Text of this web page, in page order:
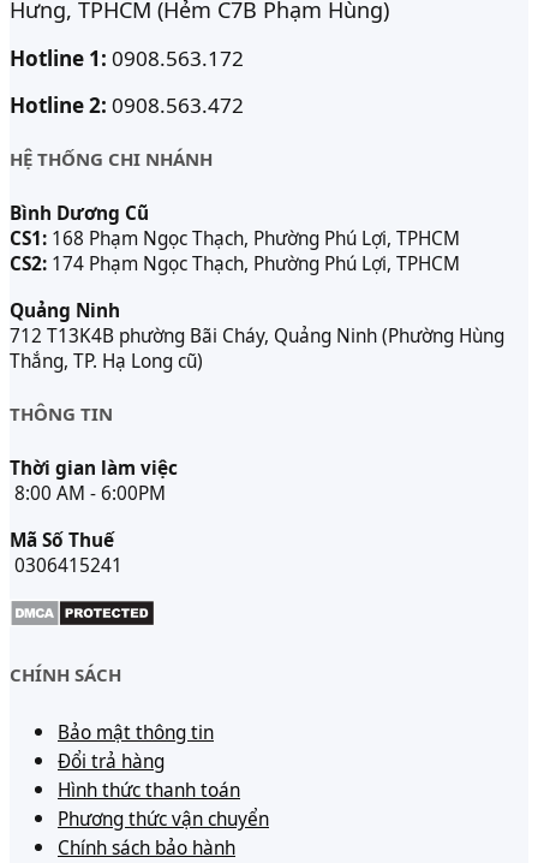
Hưng, TPHCM (Hẻm C7B Phạm Hùng)
Hotline 1: 0908.563.172
Hotline 2: 0908.563.472
HỆ THỐNG CHI NHÁNH
Bình Dương Cũ
CS1: 168 Phạm Ngọc Thạch, Phường Phú Lợi, TPHCM
CS2: 174 Phạm Ngọc Thạch, Phường Phú Lợi, TPHCM
Quảng Ninh
712 T13K4B phường Bãi Cháy, Quảng Ninh (Phường Hùng
Thắng, TP. Hạ Long cũ)
THÔNG TIN
Thời gian làm việc
8:00 AM - 6:00PM
Mã Số Thuế
0306415241
CHÍNH SÁCH
Bảo mật thông tin
Đổi trả hàng
Hình thức thanh toán
Phương thức vận chuyển
Chính sách bảo hành